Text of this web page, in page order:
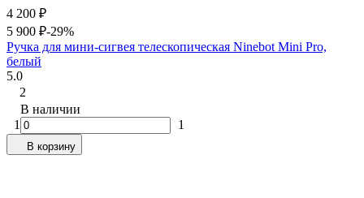
4 200 ₽
5 900 ₽-29%
Ручка для мини-сигвея телескопическая Ninebot Mini Pro,
белый
5.0
2
В наличии
1
1
В корзину